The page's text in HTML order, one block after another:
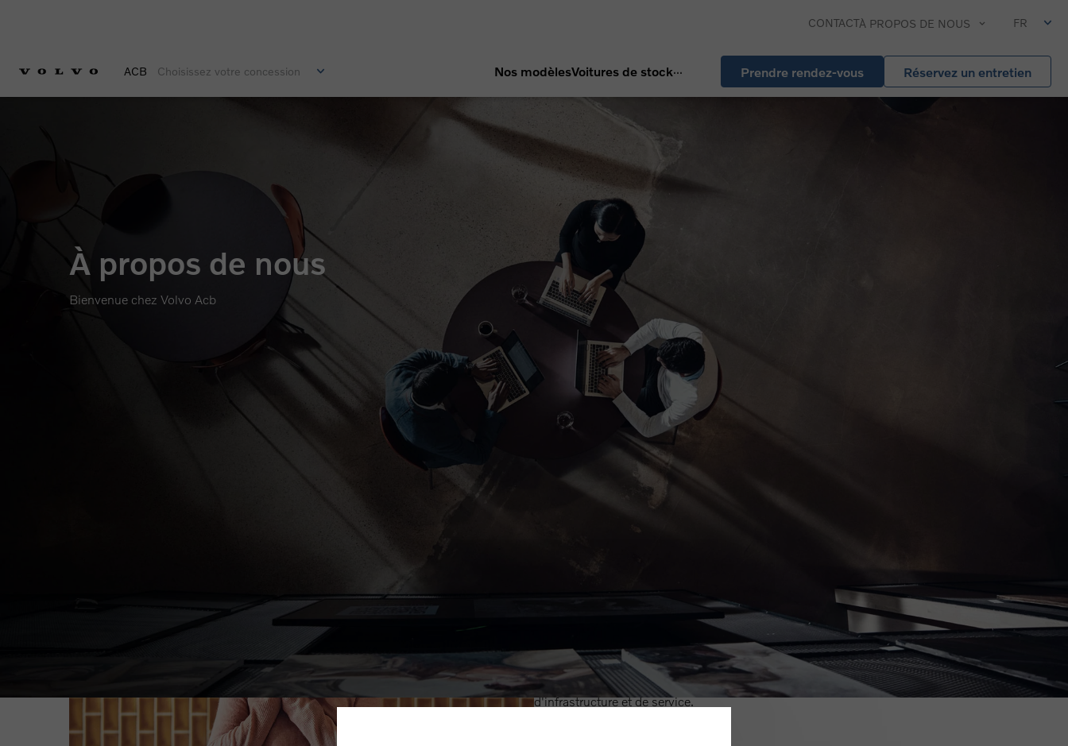
CONTACTÀ PROPOS DE NOUS FR
ACB Choisissez votre concession Nos modèlesVoitures de stock Prendre rendez-vous Réservez un entretien
À propos de nous
Bienvenue chez Volvo Acb
Acb est un nom bien établi en tant que distributeur Volvo depuis plusieurs années.
Nous connaissons nos clients les plus fidèles et nous sommes connus pour notre
service personnalisé, notre suivi rapide et la priorité accordée à votre confort.
Au cœur de notre approche se trouve un investissement continu : dans nos
produits, mais aussi dans la formation et l'accompagnement de nos collaborateurs
et dans l'accompagnement de nos clients. Nous visons le meilleur en termes
d'infrastructure et de service.